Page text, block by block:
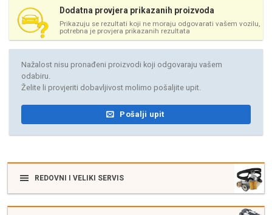
Dodatna provjera prikazanih proizvoda
Prikazuju se rezultati koji ne moraju odgovarati vašem vozilu,
potrebna je provjera prikazanih rezultata
Nažalost nisu pronađeni proizvodi koji odgovaraju vašem
odabiru.
Želite li provjeriti dobavljivost molimo pošaljite upit.
Pošalji upit
REDOVNI I VELIKI SERVIS